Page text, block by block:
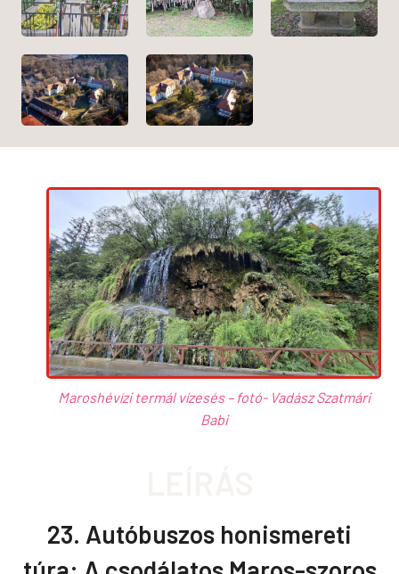
Maroshévízi termál vízesés – fotó- Vadász Szatmári
Babi
23. Autóbuszos honismereti